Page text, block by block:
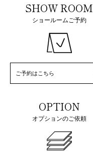
SHOW ROOM
ショールームご予約
ご予約はこちら
OPTION
オプションのご依頼